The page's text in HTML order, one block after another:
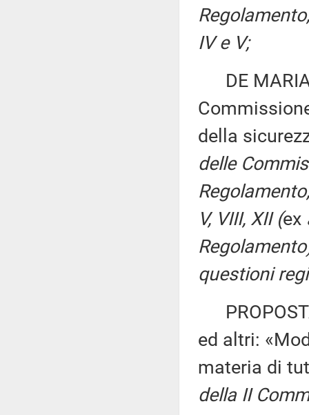
IV e V;
DE MARIA
della
delle
V, VIII, XII (ex
questioni
ed altri:
materia di
della II